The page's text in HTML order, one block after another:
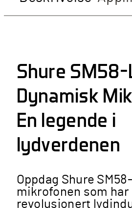
Shure SM58-
Dynamisk
En legende i
lydverdenen
Oppdag Shure
mikrofonen som har
revolusjonert